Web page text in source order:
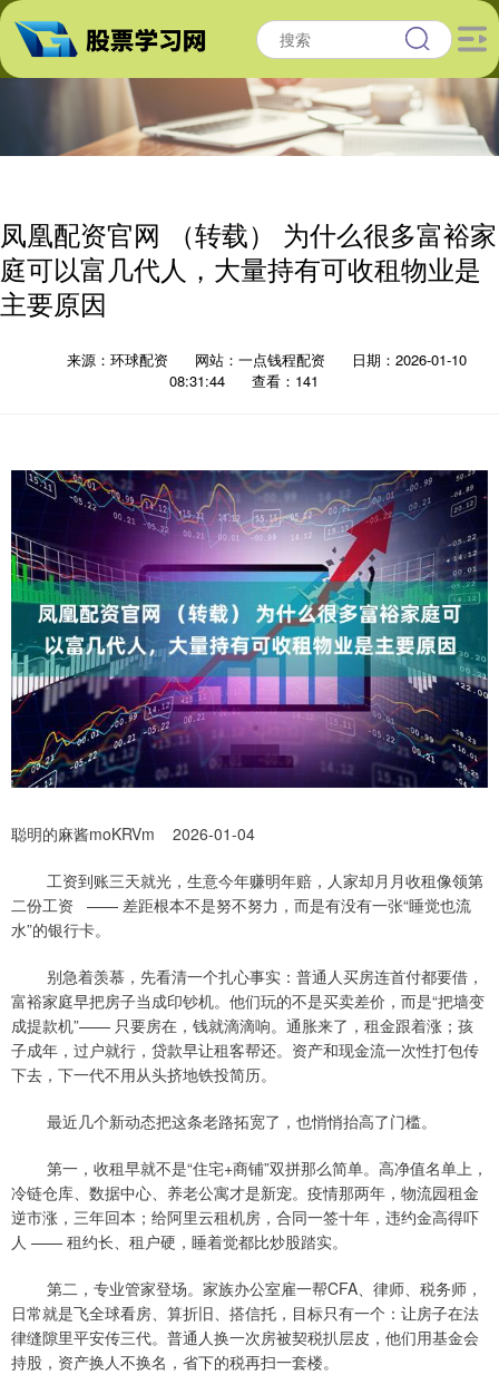
凤凰配资官网 （转载） 为什么很多富裕家
庭可以富几代人，大量持有可收租物业是
主要原因
来源：环球配资 网站：一点钱程配资
日期：2026-01-10
08:31:44
查看：141
聪明的麻酱moKRVm 2026-01-04
工资到账三天就光，生意今年赚明年赔，人家却月月收租像领第
二份工资 —— 差距根本不是努不努力，而是有没有一张“睡觉也流
水”的银行卡。
别急着羡慕，先看清一个扎心事实：普通人买房连首付都要借，
富裕家庭早把房子当成印钞机。他们玩的不是买卖差价，而是“把墙变
成提款机”—— 只要房在，钱就滴滴响。通胀来了，租金跟着涨；孩
子成年，过户就行，贷款早让租客帮还。资产和现金流一次性打包传
下去，下一代不用从头挤地铁投简历。
最近几个新动态把这条老路拓宽了，也悄悄抬高了门槛。
第一，收租早就不是“住宅+商铺”双拼那么简单。高净值名单上，
冷链仓库、数据中心、养老公寓才是新宠。疫情那两年，物流园租金
逆市涨，三年回本；给阿里云租机房，合同一签十年，违约金高得吓
人 —— 租约长、租户硬，睡着觉都比炒股踏实。
第二，专业管家登场。家族办公室雇一帮CFA、律师、税务师，
日常就是飞全球看房、算折旧、搭信托，目标只有一个：让房子在法
律缝隙里平安传三代。普通人换一次房被契税扒层皮，他们用基金会
持股，资产换人不换名，省下的税再扫一套楼。